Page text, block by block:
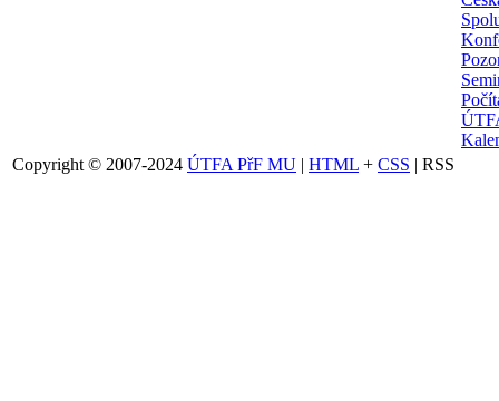
Copyright © 2007-2024 ÚTFA PřF MU | HTML + CSS | RSS